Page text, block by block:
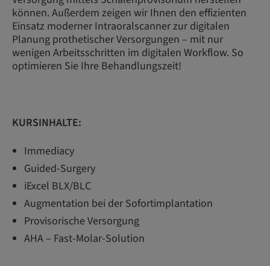
können. Außerdem zeigen wir Ihnen den effizienten
Einsatz moderner Intraoralscanner zur digitalen
Planung prothetischer Ver­sorgungen – mit nur
wenigen Arbeitsschritten im digitalen Workflow. So
optimieren Sie Ihre Behandlungszeit!
KURSINHALTE:
Immediacy
Guided-Surgery
iExcel BLX/BLC
Augmentation bei der Sofortimplantation
Provisorische Versorgung
AHA – Fast-Molar-Solution